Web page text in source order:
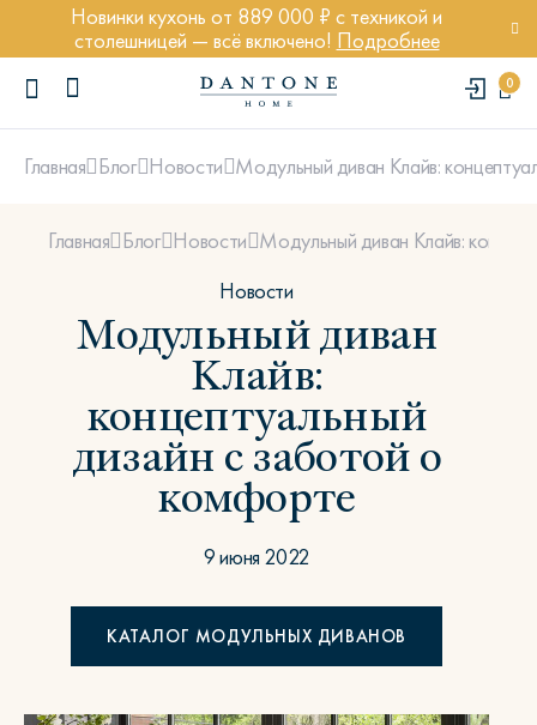
Новинки кухонь от 889 000 ₽ с техникой и
столешницей — всё включено! Подробнее
0
Диван Марсель
Кровать Ньюбери
Стул Престон
Главная Блог Новости Модульный диван Клайв:
Главная Блог Новости Модульный диван Клайв:
Новости
Модульный диван
Клайв:
концептуальный
дизайн с заботой о
комфорте
9 июня 2022
КАТАЛОГ МОДУЛЬНЫХ ДИВАНОВ